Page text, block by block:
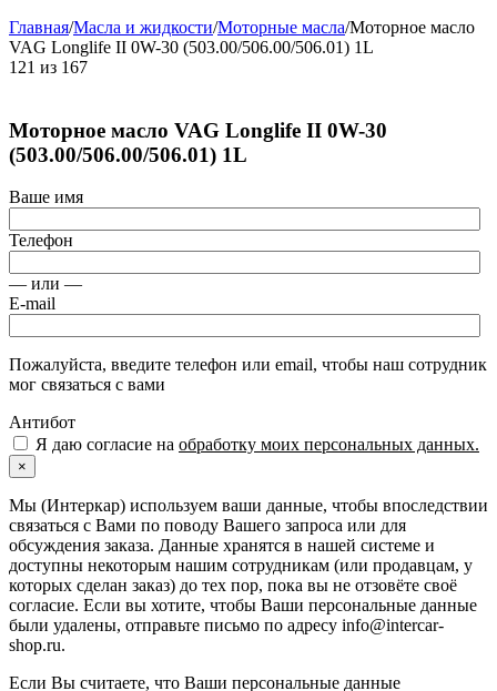
Главная/Масла и жидкости/Моторные масла/Моторное масло
VAG Longlife II 0W-30 (503.00/506.00/506.01) 1L
121 из 167
Моторное масло VAG Longlife II 0W-30
(503.00/506.00/506.01) 1L
Ваше имя
Телефон
— или —
E-mail
Пожалуйста, введите телефон или email, чтобы наш сотрудник
мог связаться с вами
Антибот
Я даю согласие на обработку моих персональных данных.
×
Мы (Интеркар) используем ваши данные, чтобы впоследствии
связаться с Вами по поводу Вашего запроса или для
обсуждения заказа. Данные хранятся в нашей системе и
доступны некоторым нашим сотрудникам (или продавцам, у
которых сделан заказ) до тех пор, пока вы не отзовёте своё
согласие. Если вы хотите, чтобы Ваши персональные данные
были удалены, отправьте письмо по адресу info@intercar-
shop.ru.
Если Вы считаете, что Ваши персональные данные